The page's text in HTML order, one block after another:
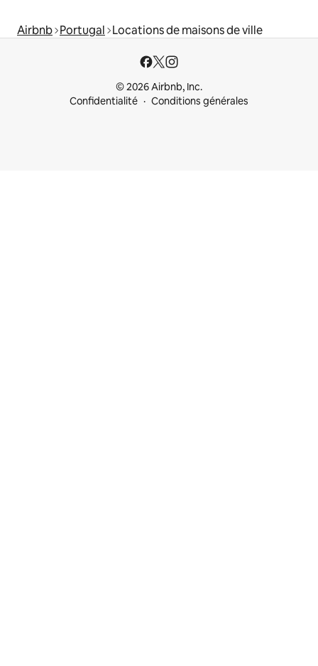
Airbnb Portugal Locations de maisons de ville
© 2026 Airbnb, Inc.
Confidentialité
Conditions générales